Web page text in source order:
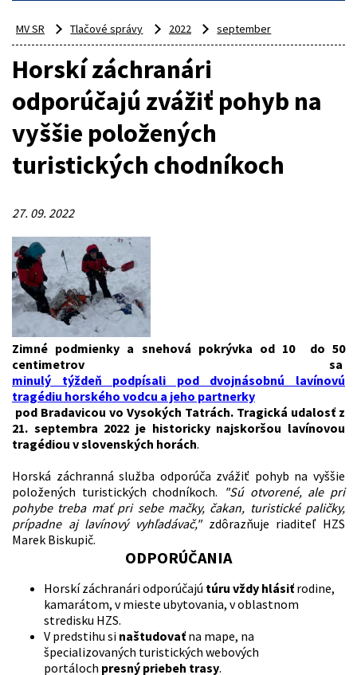
MV SR Tlačové správy 2022 september
Horskí záchranári
odporúčajú zvážiť pohyb na
vyššie položených
turistických chodníkoch
27. 09. 2022
Zimné podmienky a snehová pokrývka od 10 do 50
centimetrov sa
minulý týždeň podpísali pod dvojnásobnú lavínovú
tragédiu horského vodcu a jeho partnerky
pod Bradavicou vo Vysokých Tatrách. Tragická udalosť z
21. septembra 2022 je historicky najskoršou lavínovou
tragédiou v slovenských horách.
Horská záchranná služba odporúča zvážiť pohyb na vyššie
položených turistických chodníkoch. "Sú otvorené, ale pri
pohybe treba mať pri sebe mačky, čakan, turistické paličky,
prípadne aj lavínový vyhľadávač,"zdôrazňuje riaditeľ HZS
Marek Biskupič.
ODPORÚČANIA
Horskí záchranári odporúčajú túru vždy hlásiť rodine,
kamarátom, v mieste ubytovania, v oblastnom
stredisku HZS.
V predstihu si naštudovať na mape, na
špecializovaných turistických webových
portáloch presný priebeh trasy.